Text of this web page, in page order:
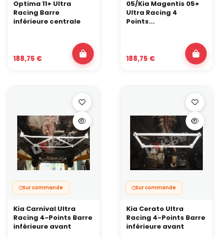
Optima 11+ Ultra
Racing Barre
inférieure centrale
188,75 €
05/Kia Magentis 05+
Ultra Racing 4
Points...
188,75 €
Sur commande
Kia Carnival Ultra
Racing 4-Points Barre
inférieure avant
Sur commande
Kia Cerato Ultra
Racing 4-Points Barre
inférieure avant